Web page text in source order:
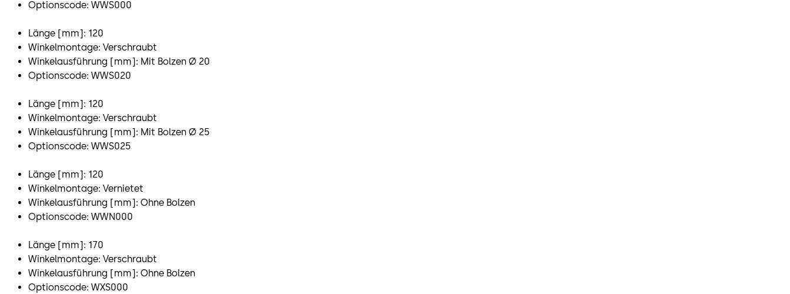
Optionscode: WWS000
Länge [mm]: 120
Winkelmontage: Verschraubt
Winkelausführung [mm]: Mit Bolzen Ø 20
Optionscode: WWS020
Länge [mm]: 120
Winkelmontage: Verschraubt
Winkelausführung [mm]: Mit Bolzen Ø 25
Optionscode: WWS025
Länge [mm]: 120
Winkelmontage: Vernietet
Winkelausführung [mm]: Ohne Bolzen
Optionscode: WWN000
Länge [mm]: 170
Winkelmontage: Verschraubt
Winkelausführung [mm]: Ohne Bolzen
Optionscode: WXS000